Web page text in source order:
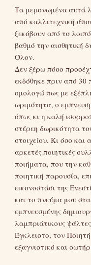
Τα μεμονωμένα αυτά
από καλλιτεχνική
ξεκόβουν από το
βαθμό την αισθητική
Όλον.
Δεν ξέρω πόσο
εκδόθηκε πριν από
ομολογώ πως με
ωριμότητα, ο
όπως κι η καλή
στέρεη δωρικότητα
στοιχείου. Κι όσο και
αρκετές ποιητικές
ποιήματα, που την
ποιητική παρουσία,
εικονοστάσι της
και το πνεύμα μου
εμπνευσμένης
λαμπριάτικους
Έγκλειστο, τον
εξαγνιστικό και